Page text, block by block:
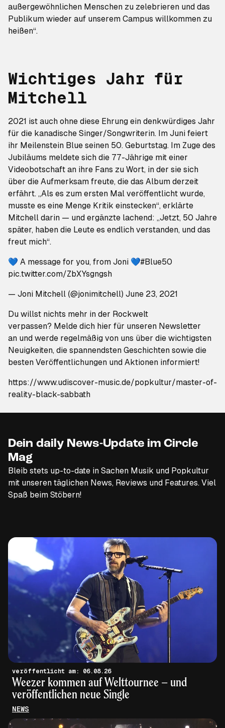
außergewöhnlichen Menschen zu zelebrieren und das
Publikum wieder auf unserem Campus willkommen zu
heißen“.
Wichtiges Jahr für
Mitchell
2021 ist auch ohne diese Ehrung ein denkwürdiges Jahr
für die kanadische Singer/Songwriterin. Im Juni feiert
ihr Meilenstein Blue seinen 50. Geburtstag. Im Zuge des
Jubiläums meldete sich die 77-Jährige mit einer
Videobotschaft an ihre Fans zu Wort, in der sie sich
über die Aufmerksam freute, die das Album derzeit
erfährt. „Als es zum ersten Mal veröffentlicht wurde,
musste es eine Menge Kritik einstecken“, erklärte
Mitchell darin — und ergänzte lachend: „Jetzt, 50 Jahre
später, haben die Leute es endlich verstanden, und das
freut mich“.
💙 A message for you, from Joni 💙#Blue50
pic.twitter.com/ZbXYsgngsh
— Joni Mitchell (@jonimitchell) June 23, 2021
Du willst nichts mehr in der Rockwelt
verpassen? Melde dich hier für unseren Newsletter
an und werde regelmäßig von uns über die wichtigsten
Neuigkeiten, die spannendsten Geschichten sowie die
besten Veröffentlichungen und Aktionen informiert!
https://www.udiscover-music.de/popkultur/master-of-
reality-black-sabbath
Dein daily News-Update im Circle
Mag
Bleib stets up-to-date in Sachen Musik und Popkultur
mit unseren täglichen News, Reviews und Features. Viel
Spaß beim Stöbern!
veröffentlicht am: 06.08.26
Weezer kommen auf Welttournee – und
veröffentlichen neue Single
NEWS